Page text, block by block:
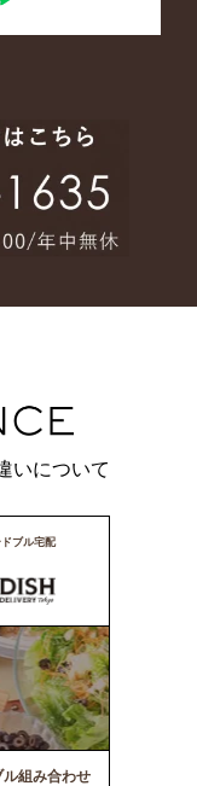
いについて
ブル宅配
組み合わせ